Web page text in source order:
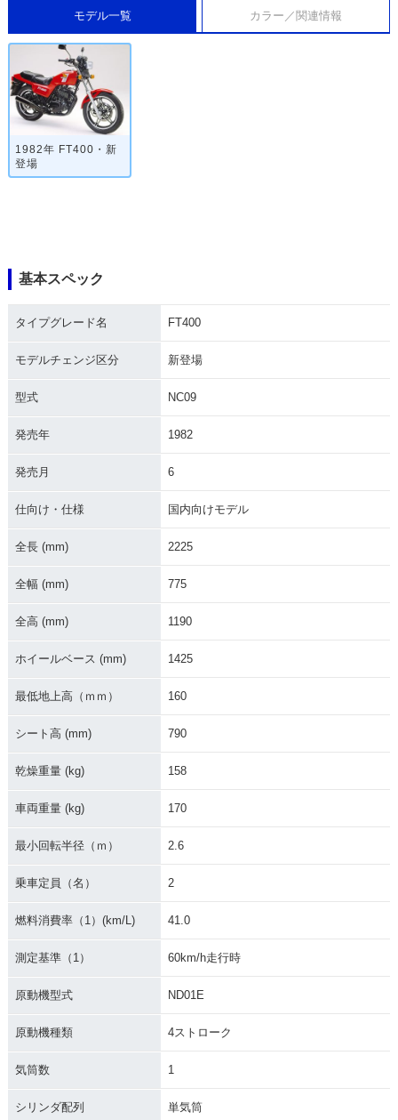
モデル一覧 カラー／関連情報
1982年 FT400・新
登場
基本スペック
タイプグレード名 FT400
モデルチェンジ区分 新登場
型式 NC09
発売年 1982
発売月 6
仕向け・仕様 国内向けモデル
全長 (mm) 2225
全幅 (mm) 775
全高 (mm) 1190
ホイールベース (mm) 1425
最低地上高（ｍｍ） 160
シート高 (mm) 790
乾燥重量 (kg) 158
車両重量 (kg) 170
最小回転半径（ｍ） 2.6
乗車定員（名） 2
燃料消費率（1）(km/L) 41.0
測定基準（1） 60km/h走行時
原動機型式 ND01E
原動機種類 4ストローク
気筒数 1
シリンダ配列 単気筒